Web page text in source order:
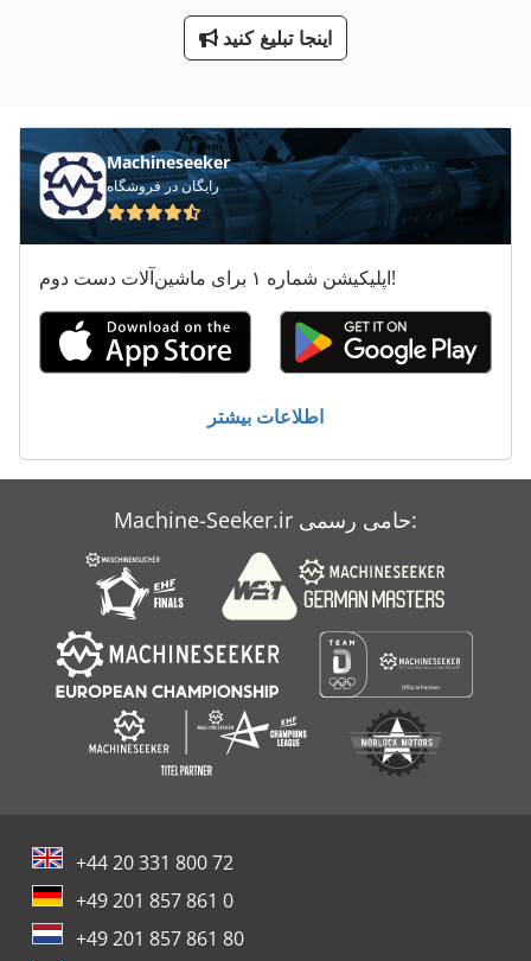
اینجا تبلیغ کنید
Machineseeker
رایگان در فروشگاه
اپلیکیشن شماره ۱ برای ماشین‌آلات دست دوم!
اطلاعات بیشتر
Machine-Seeker.ir حامی رسمی:
+44 20 331 800 72
+49 201 857 861 0
+49 201 857 861 80